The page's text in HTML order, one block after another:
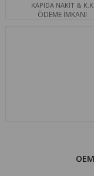
KAPIDA NAKİT & K.K
ÖDEME İMKANI